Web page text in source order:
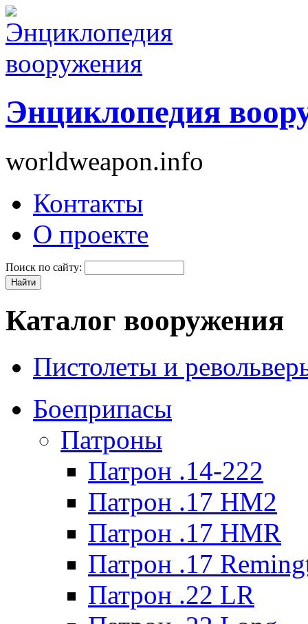
Энциклопедия
worldweapon.info
Контакты
О проекте
Поиск по сайту:
Каталог вооружения
Пистолеты и
Боеприпасы
Патроны
Патрон .14-222
Патрон .17 HM2
Патрон .17 HMR
Патрон .17
Патрон .22 LR